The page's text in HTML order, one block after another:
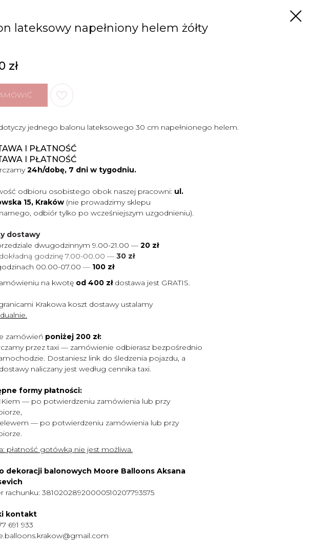
lateksowy napełniony helem żółty
zł
jednego balonu lateksowego 30 cm napełnionego helem.
I PŁATNOŚĆ
I PŁATNOŚĆ
24h/dobę, 7 dni w tygodniu.
odbioru osobistego obok naszej pracowni: ul.
15, Kraków (nie prowadzimy sklepu
odbiór tylko po wcześniejszym uzgodnieniu).
dostawy
dwugodzinnym 9.00-21.00 — 20 zł
godzinę 7.00-00.00 — 30 zł
00.00-07.00 — 100 zł
na kwotę od 400 zł dostawa jest GRATIS.
Krakowa koszt dostawy ustalamy
zamówień poniżej 200 zł:
przez taxi — zamówienie odbierasz bezpośrednio
Dostaniesz link do śledzenia pojazdu, a
naliczany jest według cennika taxi.
formy płatności:
— po potwierdzeniu zamówienia lub przy
— po potwierdzeniu zamówienia lub przy
płatność gotówką nie jest możliwa.
dekoracji balonowych Moore Balloons Aksana
rachunku: 38102028920000510207793575
kontakt
691 933